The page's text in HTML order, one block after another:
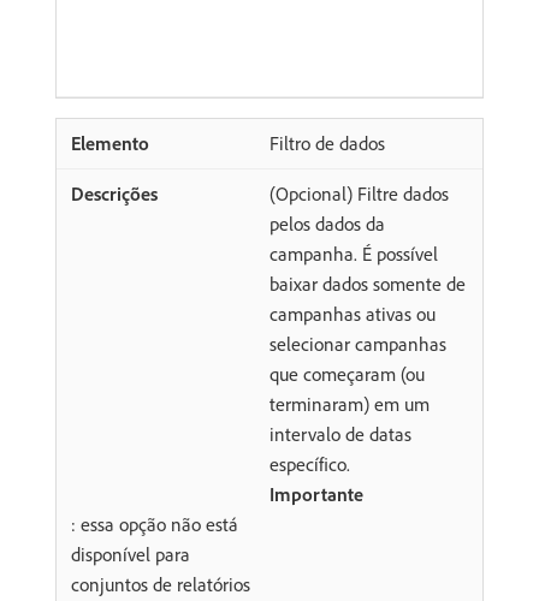
Filtro de dados
(Opcional) Filtre dados
pelos dados da
campanha. É possível
baixar dados somente de
campanhas ativas ou
selecionar campanhas
que começaram (ou
terminaram) em um
intervalo de datas
específico.
Importante
: essa opção não está
disponível para
conjuntos de relatórios